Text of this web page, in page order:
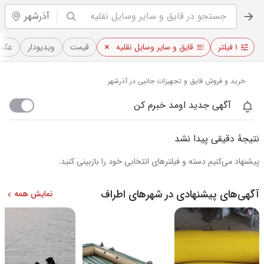
آذرشهر
۱ فیلتر قایق و سایر وسایل نقلیه قیمت ویدیو‌دار
خرید و فروش قایق و تجهیزات جانبی در آذرشهر
آگهی جدید اومد خبرم کن
نتیجهٔ دقیقی پیدا نشد
پیشنهاد می‌کنیم دسته و فیلترهای انتخابی خود را بازبینی کنید.
آگهی‌های پیشنهادی در شهرهای اطراف نمایش همه